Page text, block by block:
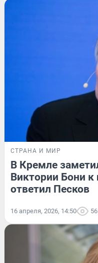
СТРАНА И МИР
В Кремле
Виктории Бони к
ответил Песков
16 апреля, 2026, 14:50